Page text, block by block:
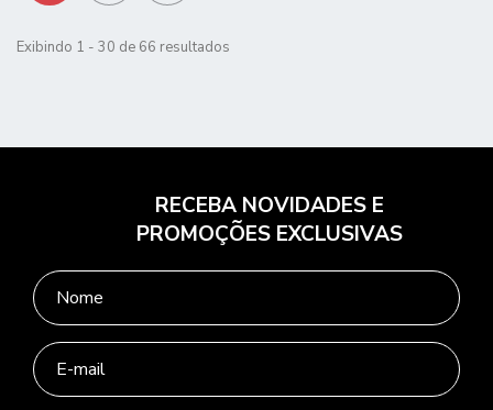
Exibindo 1 - 30 de 66 resultados
RECEBA NOVIDADES E
PROMOÇÕES EXCLUSIVAS